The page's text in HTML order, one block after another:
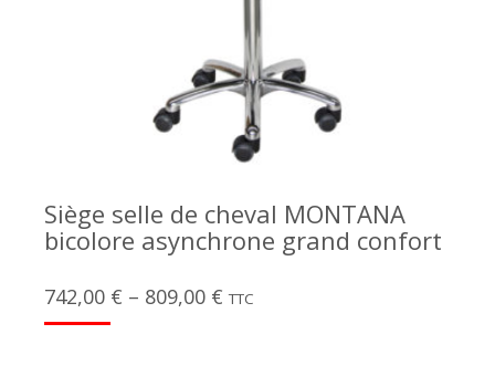
Siège selle de cheval MONTANA
bicolore asynchrone grand confort
742,00 € – 809,00 € TTC